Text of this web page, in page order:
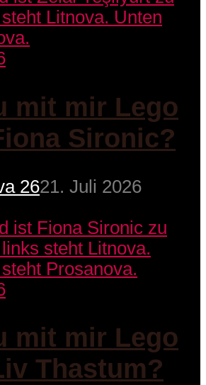
mit mir Lego
Sironic?
2621. Juli 2026
mit mir Lego
Thastum?